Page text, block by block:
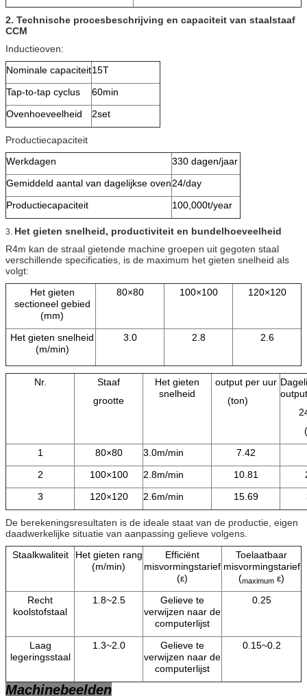
2. Technische procesbeschrijving en capaciteit van staalstaaf
CCM
Inductieoven:
Nominale capaciteit15T
Tap-to-tap cyclus
60min
Ovenhoeveelheid
2set
Productiecapaciteit
Werkdagen
330 dagen/jaar
Gemiddeld aantal van dagelijkse oven24/day
Productiecapaciteit
100,000t/year
3. Het gieten snelheid, productiviteit en bundelhoeveelheid
R4m kan de straal gietende machine groepen uit gegoten staal
verschillende specificaties, is de maximum het gieten snelheid als
volgt:
Het gieten
sectioneel gebied
(mm)
80×80 100×100 120×120
Het gieten snelheid
(m/min)
3.0 2.8 2.6
Nr.
Staaf
grootte
Het gieten
snelheid
output per uur
(ton)
output
1
80×80 3.0m/min 7.42
2
100×100 2.8m/min 10.81
3
120×120 2.6m/min 15.69
De berekeningsresultaten is de ideale staat van de productie, eigen
daadwerkelijke situatie van aanpassing gelieve volgens.
Staalkwaliteit
Het gieten rang
(m/min)
Efficiënt
misvormingstarief
(ε)
Toelaatbaar
misvormingstarief
(maximum ε)
Recht
koolstofstaal
1.8~2.5
Gelieve te
verwijzen naar de
computerlijst
0.25
Laag
legeringsstaal
1.3~2.0
Gelieve te
verwijzen naar de
computerlijst
0.15~0.2
Machinebeelden